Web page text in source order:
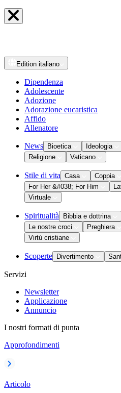
Edition italiano
Dipendenza
Adolescente
Adozione
Adorazione eucaristica
Affido
Allenatore
News Bioetica Ideologia
Religione
Vaticano
Stile di vita Casa Coppia
For Her &#038; For Him
Virtuale
Spiritualità Bibbia e dottrina
Le nostre croci
Preghiera
Virtù cristiane
Scoperte Divertimento
Servizi
Newsletter
Applicazione
Annuncio
I nostri formati di punta
Approfondimenti
Articolo